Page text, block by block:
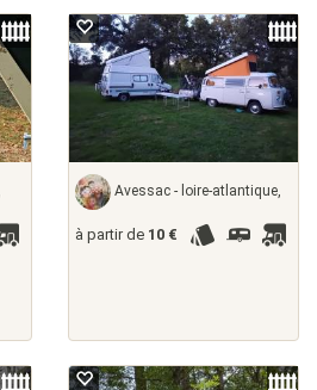
Avessac - loire-atlantique,
à partir de 10 €